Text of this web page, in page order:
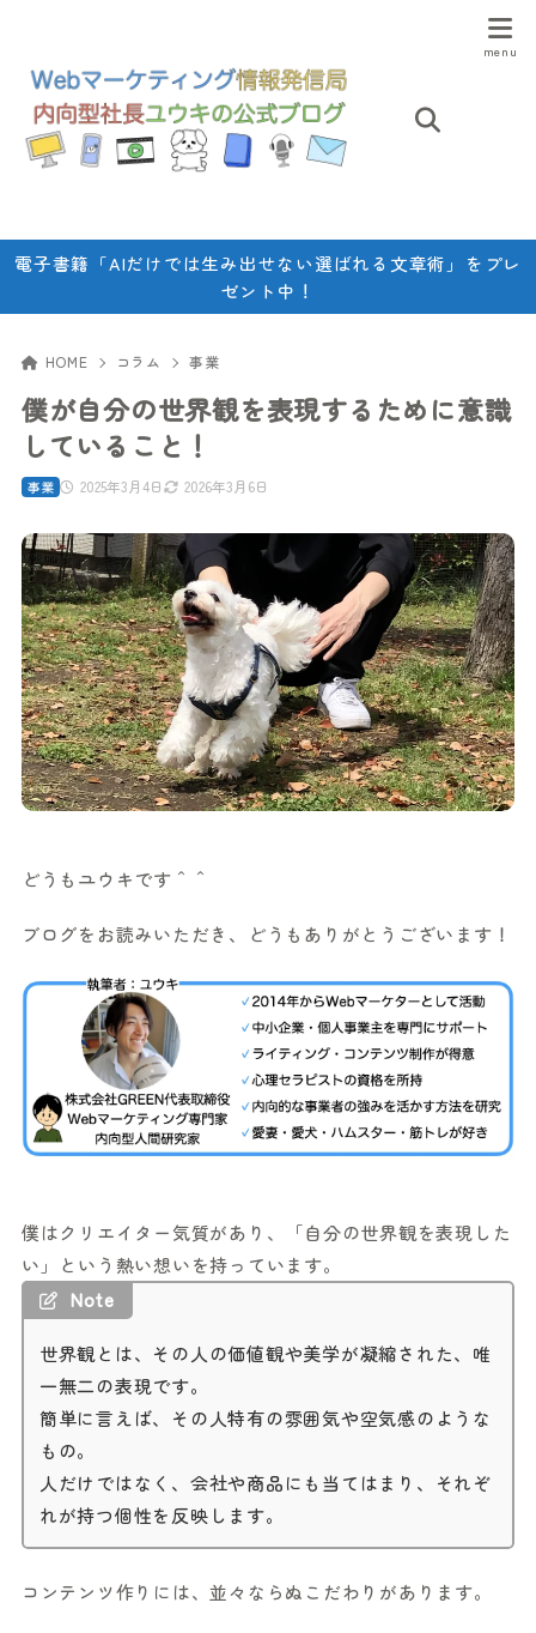
電子書籍「AIだけでは生み出せない選ばれる文章術」をプレ
ゼント中！
HOME コラム 事業
僕が自分の世界観を表現するために意識
していること！
2025年3月4日 2026年3月6日
事業
どうもユウキです＾＾
ブログをお読みいただき、どうもありがとうございます！
僕はクリエイター気質があり、「自分の世界観を表現した
い」という熱い想いを持っています。
Note
世界観とは、その人の価値観や美学が凝縮された、唯
一無二の表現です。
簡単に言えば、その人特有の雰囲気や空気感のような
もの。
人だけではなく、会社や商品にも当てはまり、それぞ
れが持つ個性を反映します。
コンテンツ作りには、並々ならぬこだわりがあります。